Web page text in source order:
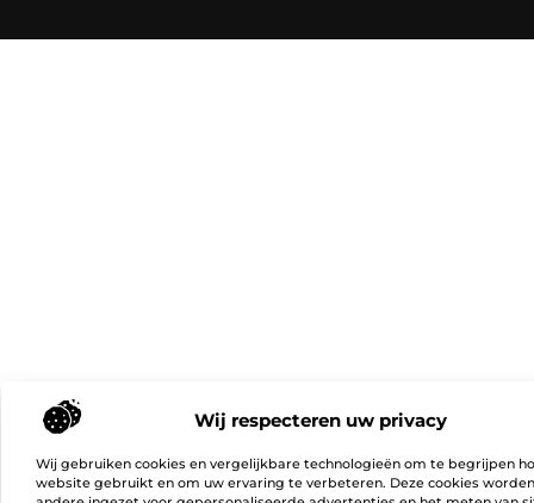
Wij respecteren uw privacy
Wij gebruiken cookies en vergelijkbare technologieën om te begrijpen
website gebruikt en om uw ervaring te verbeteren. Deze cookies